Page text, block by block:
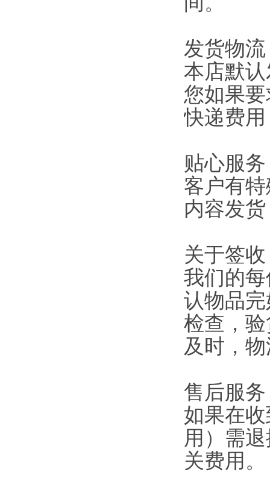
发货物流
本店默
您如果
快递费用
贴心服务
客户有
内容发货
关于签收
我们的
认物品
检查，
及时，
售后服务
如果在
用）需
关费用